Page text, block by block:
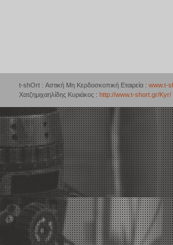
t-shOrt : Αστική Μη Κερδοσκοπική Εταιρεία : www.t-
Χατζημιχαηλίδης Κυριάκος : http://www.t-short.gr/Kyr/